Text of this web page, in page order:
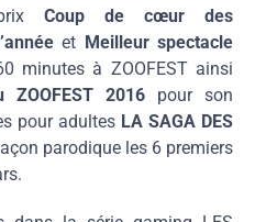
Coup de cœur des
et Meilleur spectacle
minutes à ZOOFEST ainsi
2016 pour son
pour adultes LA SAGA DES
parodique les 6 premiers